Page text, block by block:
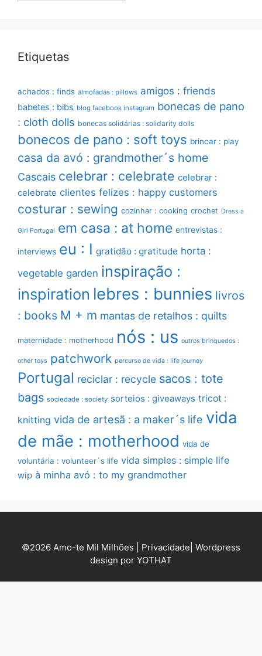
Etiquetas
achados : finds almofadas : pillows amigos : friends
babetes : bibs blog facebook instagram bonecas de pano
: cloth dolls bonecas solidárias : solidarity dolls
bonecos de pano : soft toys brincar : play
casa da avó : grandmother´s home
Cascais celebrar : celebrate celebrar :
celebrate clientes felizes : happy customers
costurar : sewing cozinhar : cooking crochet Dress a
Girl Portugal em casa : at home entrevistas :
interviews eu : I gratidão : gratitude horta :
vegetable garden inspiração :
inspiration lebres : bunnies livros
: books M + m mantas de retalhos : quilts
maternidade : motherhood nós : us outros brinquedos :
other toys patchwork percurso de vida : life journey
Portugal reciclar : recycle sacos : tote
bags sociedade : society sorteios : giveaways tricot :
knitting vida de artesã : a maker´s life vida
de mãe : motherhood vida de
voluntária : volunteer´s life vida simples : simple life
wip à minha avó : to my grandmother
©2026 Amo-te Mil Milhões | Privacidade Wordpress
design por YOTHAT